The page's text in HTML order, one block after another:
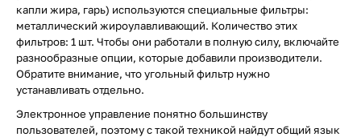
капли жира, гарь) используются специальные фильтры:
металлический жироулавливающий. Количество этих
фильтров: 1 шт. Чтобы они работали в полную силу, включайте
разнообразные опции, которые добавили производители.
Обратите внимание, что угольный фильтр нужно
устанавливать отдельно.
Электронное управление понятно большинству
пользователей, поэтому с такой техникой найдут общий язык